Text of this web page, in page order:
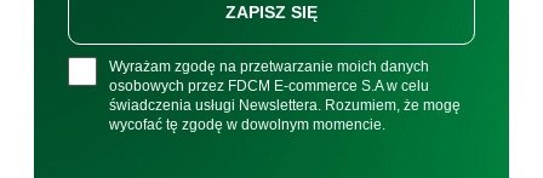
Wyrażam zgodę na przetwarzanie moich danych
osobowych przez FDCM E-commerce S.A w celu
świadczenia usługi Newslettera. Rozumiem, że mogę
wycofać tę zgodę w dowolnym momencie.
ZAPISZ SIĘ